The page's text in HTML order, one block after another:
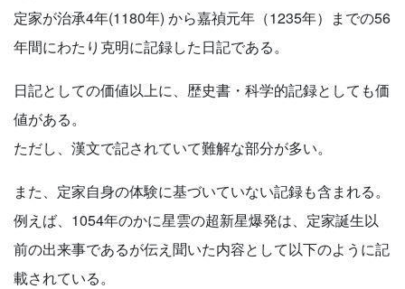
定家が治承4年(1180年) から嘉禎元年（1235年）までの56
年間にわたり克明に記録した日記である。
日記としての価値以上に、歴史書・科学的記録としても価
値がある。
ただし、漢文で記されていて難解な部分が多い。
また、定家自身の体験に基づいていない記録も含まれる。
例えば、1054年のかに星雲の超新星爆発は、定家誕生以
前の出来事であるが伝え聞いた内容として以下のように記
載されている。